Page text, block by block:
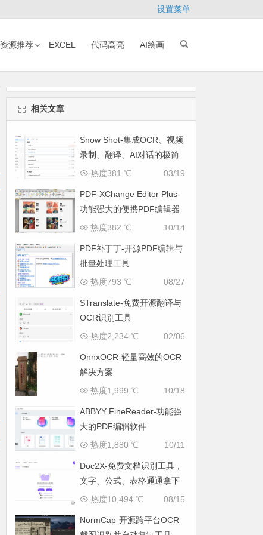
设置菜单
资源推荐 EXCEL 代码高亮 AI绘画
相关文章
Snow Shot-集成OCR、视频
录制、翻译、AI对话的极简
截图利器
03/19
热度381 ℃
PDF-XChange Editor Plus-
功能强大的便携PDF编辑器
10/14
热度382 ℃
PDF补丁丁-开源PDF编辑与
批量处理工具
08/27
热度793 ℃
STranslate-免费开源翻译与
OCR识别工具
02/06
热度2,234 ℃
OnnxOCR-轻量高效的OCR
解决方案
10/18
热度1,999 ℃
ABBYY FineReader-功能强
大的PDF编辑软件
10/11
热度1,880 ℃
Doc2X-免费文档识别工具，
文字、公式、表格通通拿下
08/15
热度10,494 ℃
NormCap-开源跨平台OCR